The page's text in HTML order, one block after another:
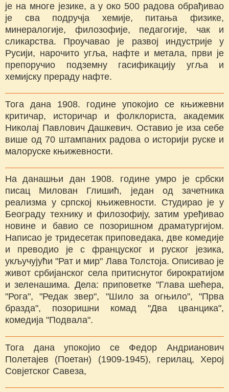
је на многе језике, а у око 500 радова обрађивао
је сва подручја хемије, питања физике,
минералогије, филозофије, педагогије, чак и
сликарства. Проучавао је развој индустрије у
Русији, нарочито угља, нафте и метала, први је
препоручио подземну гасификацију угља и
хемијску прераду нафте.
Тога дана 1908. године упокојио се књижевни
критичар, историчар и фолклориста, академик
Николај Павлович Дашкевич. Оставио је иза себе
више од 70 штампаних радова о историји руске и
малоруске књижевности.
На данашњи дан 1908. године умро је србски
писац Милован Глишић, један од зачетника
реализма у српској књижевности. Студирао је у
Београду технику и филозофију, затим уређивао
новине и бавио се позоришном драматургијом.
Написао је тридесетак приповедака, две комедије
и преводио је с француског и руског језика,
укључујући "Рат и мир" Лава Толстоја. Описивао је
живот србијанског села притиснутог бирократијом
и зеленашима. Дела: приповетке "Глава шећера,
"Рога", "Редак звер", "Шило за огњило", "Прва
бразда", позоришни комад "Два цванцика",
комедија "Подвала".
Тога дана упокојио се Федор Андрианович
Полетајев (Поетан) (1909-1945), герилац, Херој
Совјетског Савеза,